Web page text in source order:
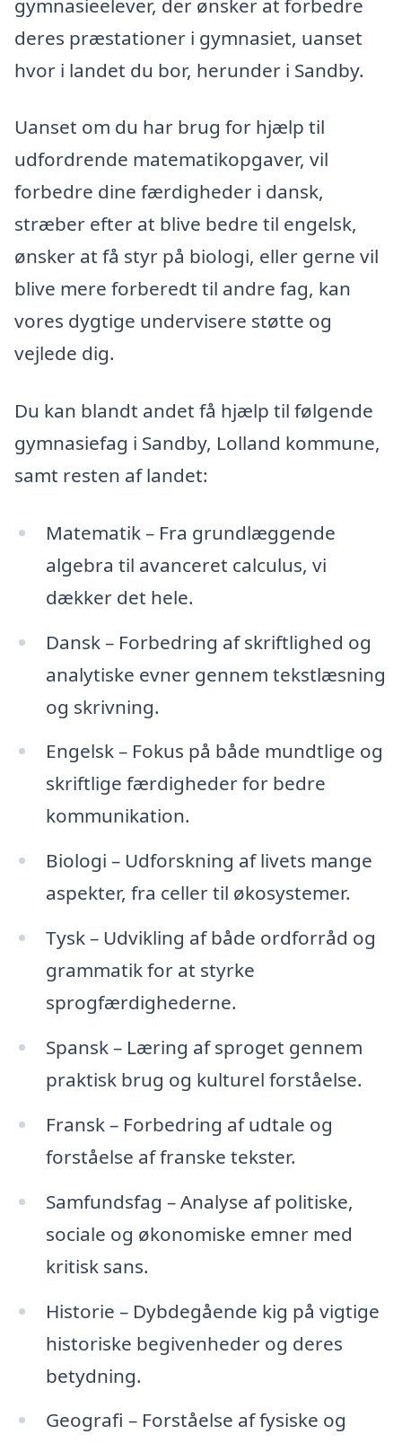
deres præstationer i gymnasiet, uanset
hvor i landet du bor, herunder i Sandby.
Uanset om du har brug for hjælp til
udfordrende matematikopgaver, vil
forbedre dine færdigheder i dansk,
stræber efter at blive bedre til engelsk,
ønsker at få styr på biologi, eller gerne vil
blive mere forberedt til andre fag, kan
vores dygtige undervisere støtte og
vejlede dig.
Du kan blandt andet få hjælp til følgende
gymnasiefag i Sandby, Lolland kommune,
samt resten af landet:
Matematik – Fra grundlæggende
algebra til avanceret calculus, vi
dækker det hele.
Dansk – Forbedring af skriftlighed og
analytiske evner gennem tekstlæsning
og skrivning.
Engelsk – Fokus på både mundtlige og
skriftlige færdigheder for bedre
kommunikation.
Biologi – Udforskning af livets mange
aspekter, fra celler til økosystemer.
Tysk – Udvikling af både ordforråd og
grammatik for at styrke
sprogfærdighederne.
Spansk – Læring af sproget gennem
praktisk brug og kulturel forståelse.
Fransk – Forbedring af udtale og
forståelse af franske tekster.
Samfundsfag – Analyse af politiske,
sociale og økonomiske emner med
kritisk sans.
Historie – Dybdegående kig på vigtige
historiske begivenheder og deres
betydning.
Geografi – Forståelse af fysiske og